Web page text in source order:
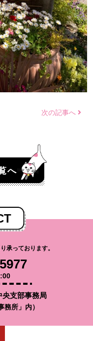
次の記事へ
へ
承っております。
央支部事務局
務所」内）